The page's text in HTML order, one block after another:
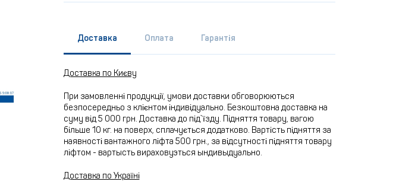
Доставка Оплата Гарантія
Доставка по Києву
При замовленні продукції, умови доставки обговорюються
безпосередньо з клієнтом індивідуально. Безкоштовна доставка на
суму від 5 000 грн. Доставка до під`їзду. Підняття товару, вагою
більше 10 кг. на поверх, сплачується додатково. Вартість підняття за
наявності вантажного ліфта 500 грн., за відсутності підняття товару
ліфтом - вартысть вираховуэться ындивыдуально.
Доставка по Україні